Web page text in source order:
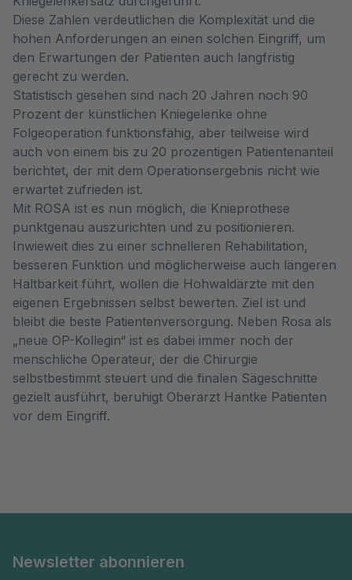
Diese Zahlen verdeutlichen die Komplexität und die
hohen Anforderungen an einen solchen Eingriff, um
den Erwartungen der Patienten auch langfristig
gerecht zu werden.
Statistisch gesehen sind nach 20 Jahren noch 90
Prozent der künstlichen Kniegelenke ohne
Folgeoperation funktionsfähig, aber teilweise wird
auch von einem bis zu 20 prozentigen Patientenanteil
berichtet, der mit dem Operationsergebnis nicht wie
erwartet zufrieden ist.
Mit ROSA ist es nun möglich, die Knieprothese
punktgenau auszurichten und zu positionieren.
Inwieweit dies zu einer schnelleren Rehabilitation,
besseren Funktion und möglicherweise auch längeren
Haltbarkeit führt, wollen die Hohwaldärzte mit den
eigenen Ergebnissen selbst bewerten. Ziel ist und
bleibt die beste Patientenversorgung. Neben Rosa als
„neue OP-Kollegin“ ist es dabei immer noch der
menschliche Operateur, der die Chirurgie
selbstbestimmt steuert und die finalen Sägeschnitte
gezielt ausführt, beruhigt Oberarzt Hantke Patienten
vor dem Eingriff.
Newsletter abonnieren